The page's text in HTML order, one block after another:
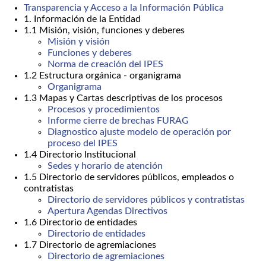
Transparencia y Acceso a la Información Pública
1. Información de la Entidad
1.1 Misión, visión, funciones y deberes
Misión y visión
Funciones y deberes
Norma de creación del IPES
1.2 Estructura orgánica - organigrama
Organigrama
1.3 Mapas y Cartas descriptivas de los procesos
Procesos y procedimientos
Informe cierre de brechas FURAG
Diagnostico ajuste modelo de operación por
proceso del IPES
1.4 Directorio Institucional
Sedes y horario de atención
1.5 Directorio de servidores públicos, empleados o
contratistas
Directorio de servidores públicos y contratistas
Apertura Agendas Directivos
1.6 Directorio de entidades
Directorio de entidades
1.7 Directorio de agremiaciones
Directorio de agremiaciones